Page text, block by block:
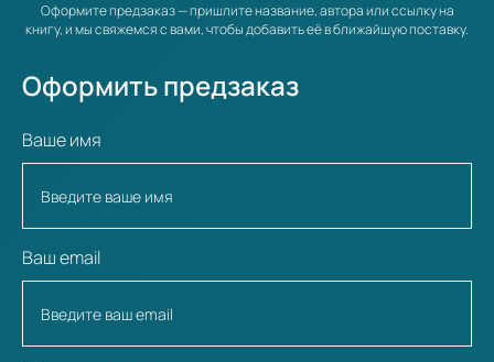
Оформите предзаказ — пришлите название, автора или ссылку на
книгу, и мы свяжемся с вами, чтобы добавить её в ближайшую поставку.
Оформить предзаказ
Ваше имя
Ваш email